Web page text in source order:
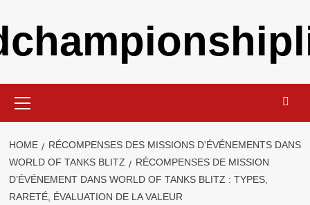
to
content
Menu
HOME
RÉCOMPENSES DES MISSIONS D'ÉVÉNEMENTS DANS
WORLD OF TANKS BLITZ
RÉCOMPENSES DE MISSION
D’ÉVÉNEMENT DANS WORLD OF TANKS BLITZ : TYPES,
RARETÉ, ÉVALUATION DE LA VALEUR